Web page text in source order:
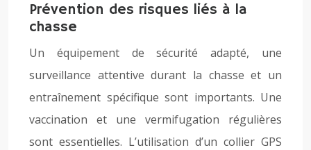
Prévention des risques liés à la
chasse
Un équipement de sécurité adapté, une
surveillance attentive durant la chasse et un
entraînement spécifique sont importants. Une
vaccination et une vermifugation régulières
sont essentielles. L’utilisation d’un collier GPS